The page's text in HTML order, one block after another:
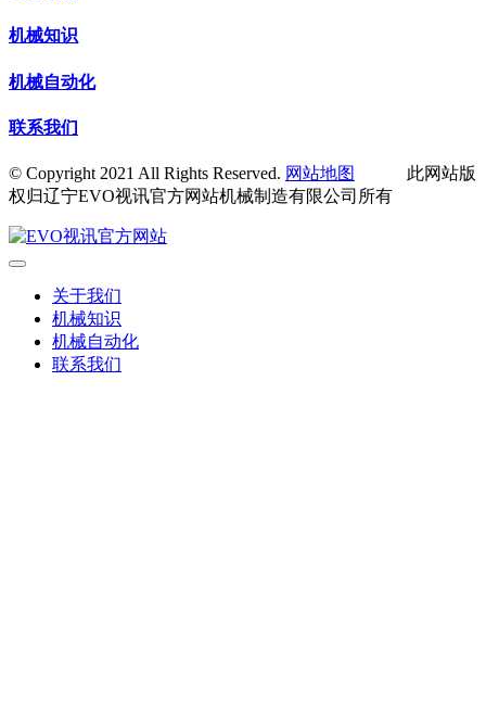
机械知识
机械自动化
联系我们
© Copyright 2021 All Rights Reserved. 网站地图
此网站版
权归辽宁EVO视讯官方网站机械制造有限公司所有
关于我们
机械知识
机械自动化
联系我们